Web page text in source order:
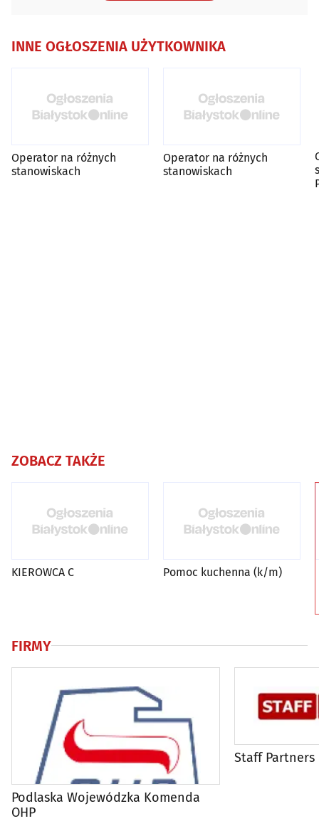
INNE OGŁOSZENIA UŻYTKOWNIKA
Operator na różnych
stanowiskach
Operator na różnych
stanowiskach
ZOBACZ TAKŻE
KIEROWCA C Pomoc kuchenna (k/m)
FIRMY
Podlaska Wojewódzka Komenda
OHP
Staff Partners